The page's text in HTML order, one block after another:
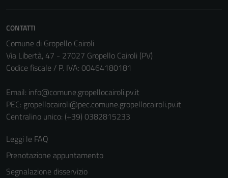
CONTATTI
Comune di Gropello Cairoli
Via Libertà, 47 - 27027 Gropello Cairoli (PV)
Codice fiscale / P. IVA: 00464180181
Email: info@comune.gropellocairoli.pv.it
PEC: gropellocairoli@pec.comune.gropellocairoli.pv.it
Centralino unico: (+39) 0382815233
Leggi le FAQ
Prenotazione appuntamento
Segnalazione disservizio
per il
essere
non raccolgono
informazioni